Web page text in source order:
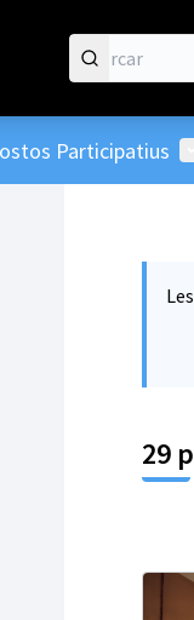
Participatius
29